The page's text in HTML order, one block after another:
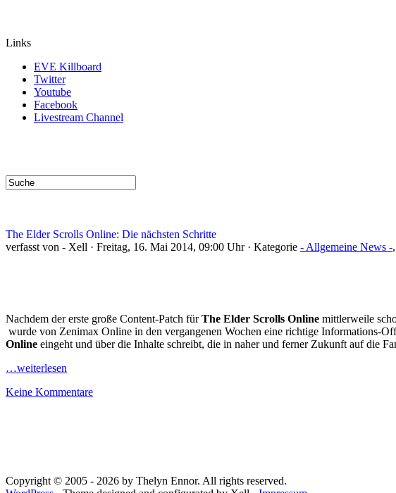
Links
EVE Killboard
Twitter
Youtube
Facebook
Livestream Channel
The Elder Scrolls Online: Die nächsten Schritte
verfasst von - Xell · Freitag, 16. Mai 2014, 09:00 Uhr · Kategorie - Allgemeine News -,
Nachdem der erste große Content-Patch fürThe Elder Scrolls Online mittlerweile
wurde von Zenimax Online in den vergangenen Wochen eine richtige Informations-
Online eingeht und über die Inhalte schreibt, die in naher und ferner Zukunft auf die
…weiterlesen
Keine Kommentare
Copyright © 2005 - 2026 by Thelyn Ennor. All rights reserved.